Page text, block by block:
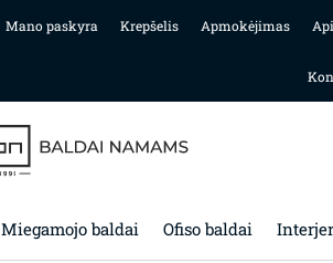
Mano paskyra Krepšelis Apmokėjimas
Miegamojo baldai Ofiso baldai